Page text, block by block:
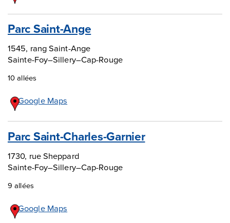
Parc Saint-Ange
1545, rang Saint-Ange
Sainte-Foy–Sillery–Cap-Rouge
10 allées
Google Maps
Parc Saint-Charles-Garnier
1730, rue Sheppard
Sainte-Foy–Sillery–Cap-Rouge
9 allées
Google Maps